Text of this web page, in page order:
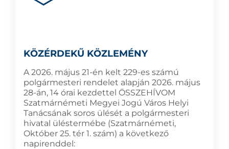
KÖZÉRDEKŰ KÖZLEMÉNY
A 2026. május 21-én kelt 229-es számú
polgármesteri rendelet alapján 2026. május
28-án, 14 órai kezdettel ÖSSZEHÍVOM
Szatmárnémeti Megyei Jogú Város Helyi
Tanácsának soros ülését a polgármesteri
hivatal üléstermébe (Szatmárnémeti,
Október 25. tér 1. szám) a következő
napirenddel: